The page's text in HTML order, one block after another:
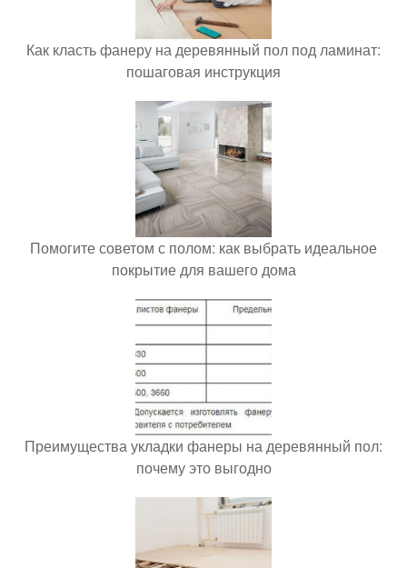
Как класть фанеру на деревянный пол под ламинат:
пошаговая инструкция
Помогите советом с полом: как выбрать идеальное
покрытие для вашего дома
Преимущества укладки фанеры на деревянный пол:
почему это выгодно